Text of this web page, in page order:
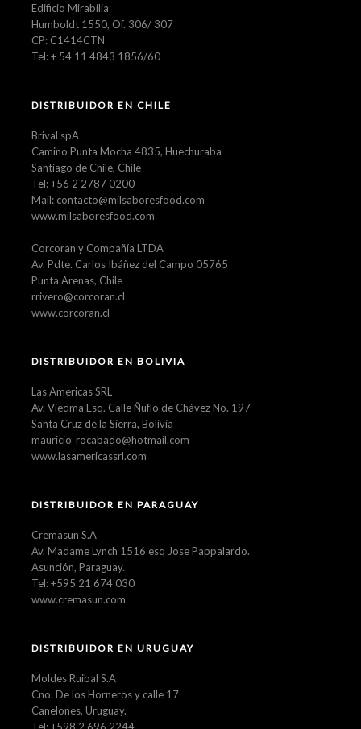
Edificio Mirabilia
Humboldt 1550, Of. 306/ 307
CP: C1414CTN
Tel: + 54 11 4843 1856/60
DISTRIBUIDOR EN CHILE
Brival spA
Camino Punta Mocha 4835, Huechuraba
Santiago de Chile, Chile
Tel: +56 2 2787 0200
Mail: contacto@milsaboresfood.com
www.milsaboresfood.com
Corcoran y Compañía LTDA
Av. Pdte. Carlos Ibáñez del Campo 05765
Punta Arenas, Chile
rrivero@corcoran.cl
www.corcoran.cl
DISTRIBUIDOR EN BOLIVIA
Las Americas SRL
Av. Viedma Esq. Calle Ñuflo de Chávez No. 197
Santa Cruz de la Sierra, Bolivia
mauricio_rocabado@hotmail.com
www.lasamericassrl.com
DISTRIBUIDOR EN PARAGUAY
Cremasun S.A
Av. Madame Lynch 1516 esq Jose Pappalardo.
Asunción, Paraguay.
Tel: +595 21 674 030
www.cremasun.com
DISTRIBUIDOR EN URUGUAY
Moldes Ruibal S.A
Cno. De los Horneros y calle 17
Canelones, Uruguay.
Tel: +598 2 696 2244